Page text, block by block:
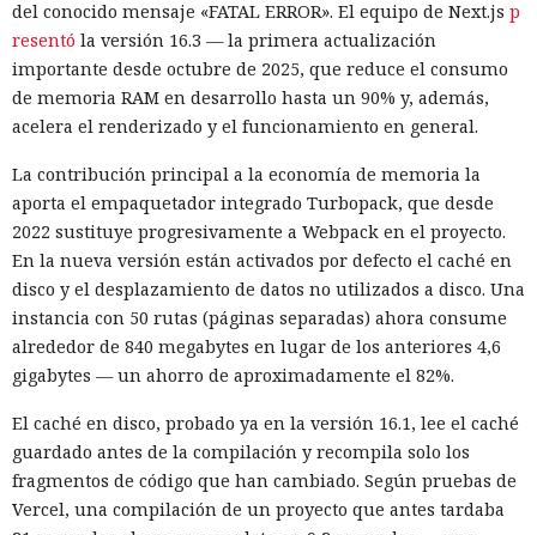
en el equipo, a gestores de contraseñas y al historial del
navegador.
Zenity comunicó los hallazgos a OpenAI ya en enero. La
compañía confirmó que luego reforzó la protección de Atlas
navegador en la aplicación ChatGPT. La propia compañía
dejará de mantener Atlas el 9 de agosto. Como alternativa,
OpenAIofrece a los usuariosla aplicación de escritorio
ChatGPT o la extensión para Chrome.
En Zenity subrayan que los ataques descritos se basan en la
sustitución de instrucciones dentro de páginas que parecen
normales, por lo que confiar únicamente en las
necesitan restricciones más estrictas, que no dependan del
criterio del propio modelo, sobre qué acciones y con qué
nivel de acceso puede ejecutar el navegador de forma
automática.
Inspecciones que forzarán su
salida del mercado: China toma
del conocido mensaje «FATAL ERROR». El equipo de Next.js p
resentó la versión 16.3 — la primera actualización
importante desde octubre de 2025, que reduce el consumo
de memoria RAM en desarrollo hasta un 90% y, además,
acelera el renderizado y el funcionamiento en general.
La contribución principal a la economía de memoria la
aporta el empaquetador integrado Turbopack, que desde
2022 sustituye progresivamente a Webpack en el proyecto.
En la nueva versión están activados por defecto el caché en
disco y el desplazamiento de datos no utilizados a disco. Una
instancia con 50 rutas (páginas separadas) ahora consume
alrededor de 840 megabytes en lugar de los anteriores 4,6
gigabytes — un ahorro de aproximadamente el 82%.
El caché en disco, probado ya en la versión 16.1, lee el caché
guardado antes de la compilación y recompila solo los
fragmentos de código que han cambiado. Según pruebas de
Vercel, una compilación de un proyecto que antes tardaba